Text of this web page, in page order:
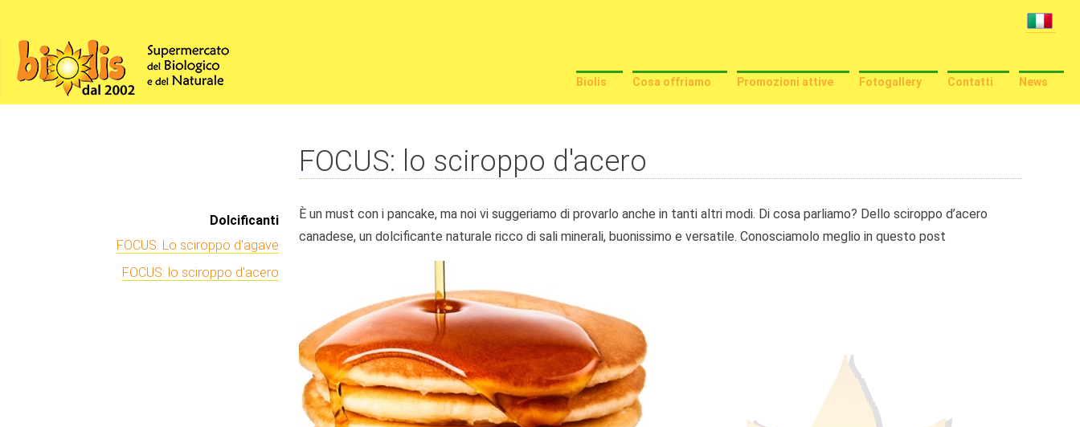
Biolis Cosa offriamo Promozioni attive Fotogallery Contatti News
Dolcificanti
FOCUS: Lo sciroppo d'agave
FOCUS: lo sciroppo d'acero
FOCUS: lo sciroppo d'acero
È un must con i pancake, ma noi vi suggeriamo di provarlo anche in tanti altri modi. Di cosa parliamo? Dello sciroppo d’acero
canadese, un dolcificante naturale ricco di sali minerali, buonissimo e versatile. Conosciamolo meglio in questo post